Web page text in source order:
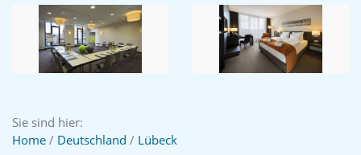
Sie sind hier:
Home / Deutschland / Lübeck